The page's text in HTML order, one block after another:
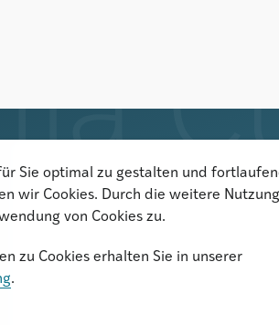
Der Newsletter informiert
aktuelle Veranstaltungen,
Forschungsprojekte
Sie optimal zu gestalten und
wir Cookies. Durch die weitere
von Cookies zu.
zu Cookies erhalten Sie in unserer
.